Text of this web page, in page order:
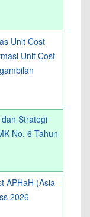
Unit Cost
Unit Cost
Strategi
No. 6 Tahun
APHaH (Asia
2026